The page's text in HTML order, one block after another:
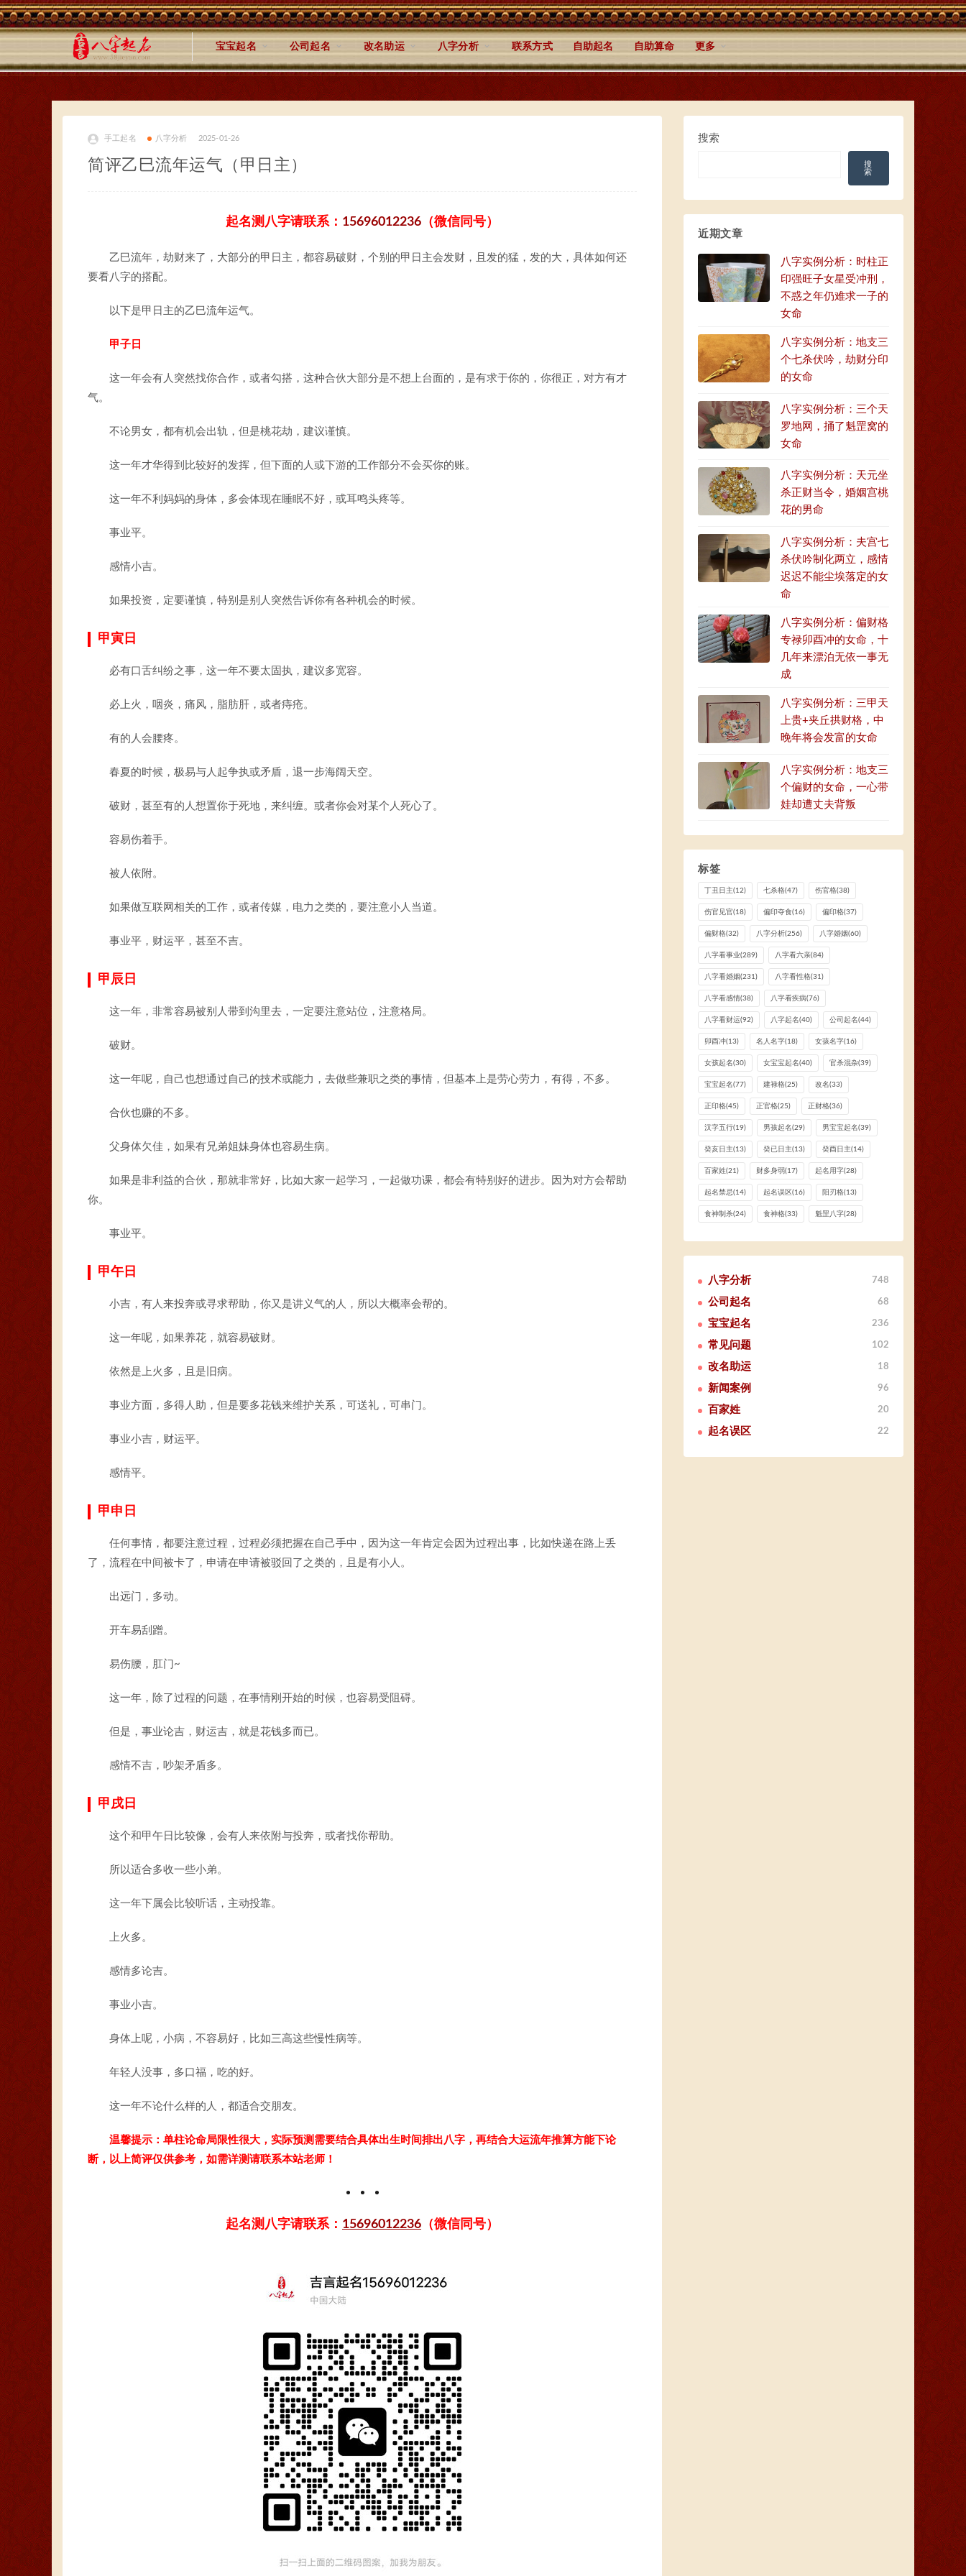
宝宝起名 公司起名 改名助运 八字分析 联系方式 自助起名 自助算命 更多
手工起名 八字分析 2025-01-26
简评乙巳流年运气（甲日主）
起名测八字请联系： 15696012236 （微信同号）
乙巳流年，劫财来了，大部分的甲日主，都容易破财，个别的甲日主会发财，且发的猛，发的大，具体如何还
要看八字的搭配。
以下是甲日主的乙巳流年运气。
甲子日
这一年会有人突然找你合作，或者勾搭，这种合伙大部分是不想上台面的，是有求于你的，你很正，对方有才
气。
不论男女，都有机会出轨，但是桃花劫，建议谨慎。
这一年才华得到比较好的发挥，但下面的人或下游的工作部分不会买你的账。
这一年不利妈妈的身体，多会体现在睡眠不好，或耳鸣头疼等。
事业平。
感情小吉。
如果投资，定要谨慎，特别是别人突然告诉你有各种机会的时候。
甲寅日
必有口舌纠纷之事，这一年不要太固执，建议多宽容。
必上火，咽炎，痛风，脂肪肝，或者痔疮。
有的人会腰疼。
春夏的时候，极易与人起争执或矛盾，退一步海阔天空。
破财，甚至有的人想置你于死地，来纠缠。或者你会对某个人死心了。
容易伤着手。
被人依附。
如果做互联网相关的工作，或者传媒，电力之类的，要注意小人当道。
事业平，财运平，甚至不吉。
甲辰日
这一年，非常容易被别人带到沟里去，一定要注意站位，注意格局。
破财。
这一年呢，自己也想通过自己的技术或能力，去做些兼职之类的事情，但基本上是劳心劳力，有得，不多。
合伙也赚的不多。
父身体欠佳，如果有兄弟姐妹身体也容易生病。
如果是非利益的合伙，那就非常好，比如大家一起学习，一起做功课，都会有特别好的进步。因为对方会帮助
你。
事业平。
甲午日
小吉，有人来投奔或寻求帮助，你又是讲义气的人，所以大概率会帮的。
这一年呢，如果养花，就容易破财。
依然是上火多，且是旧病。
事业方面，多得人助，但是要多花钱来维护关系，可送礼，可串门。
事业小吉，财运平。
感情平。
甲申日
任何事情，都要注意过程，过程必须把握在自己手中，因为这一年肯定会因为过程出事，比如快递在路上丢
了，流程在中间被卡了，申请在申请被驳回了之类的，且是有小人。
出远门，多动。
开车易刮蹭。
易伤腰，肛门~
这一年，除了过程的问题，在事情刚开始的时候，也容易受阻碍。
但是，事业论吉，财运吉，就是花钱多而已。
感情不吉，吵架矛盾多。
甲戌日
这个和甲午日比较像，会有人来依附与投奔，或者找你帮助。
所以适合多收一些小弟。
这一年下属会比较听话，主动投靠。
上火多。
感情多论吉。
事业小吉。
身体上呢，小病，不容易好，比如三高这些慢性病等。
年轻人没事，多口福，吃的好。
这一年不论什么样的人，都适合交朋友。
温馨提示：单柱论命局限性很大，实际预测需要结合具体出生时间排出八字，再结合大运流年推算方能下论
断，以上简评仅供参考，如需详测请联系本站老师！
起名测八字请联系： 15696012236 （微信同号）
搜索
搜
索
近期文章
八字实例分析：时柱正
印强旺子女星受冲刑，
不惑之年仍难求一子的
女命
八字实例分析：地支三
个七杀伏吟，劫财分印
的女命
八字实例分析：三个天
罗地网，捅了魁罡窝的
女命
八字实例分析：天元坐
杀正财当令，婚姻宫桃
花的男命
八字实例分析：夫宫七
杀伏吟制化两立，感情
迟迟不能尘埃落定的女
命
八字实例分析：偏财格
专禄卯酉冲的女命，十
几年来漂泊无依一事无
成
八字实例分析：三甲天
上贵+夹丘拱财格，中
晚年将会发富的女命
八字实例分析：地支三
个偏财的女命，一心带
娃却遭丈夫背叛
标签
丁丑日主(12) 七杀格(47) 伤官格(38)
伤官见官(18) 偏印夺食(16) 偏印格(37)
偏财格(32) 八字分析(256) 八字婚姻(60)
八字看事业(289) 八字看六亲(84)
八字看婚姻(231) 八字看性格(31)
八字看感情(38) 八字看疾病(76)
八字看财运(92) 八字起名(40) 公司起名(44)
卯酉冲(13) 名人名字(18) 女孩名字(16)
女孩起名(30) 女宝宝起名(40) 官杀混杂(39)
宝宝起名(77) 建禄格(25) 改名(33)
正印格(45) 正官格(25) 正财格(36)
汉字五行(19) 男孩起名(29) 男宝宝起名(39)
癸亥日主(13) 癸已日主(13) 癸酉日主(14)
百家姓(21) 财多身弱(17) 起名用字(28)
起名禁忌(14) 起名误区(16) 阳刃格(13)
食神制杀(24) 食神格(33) 魁罡八字(28)
八字分析 748
公司起名 68
宝宝起名 236
常见问题 102
改名助运 18
新闻案例 96
百家姓 20
起名误区 22